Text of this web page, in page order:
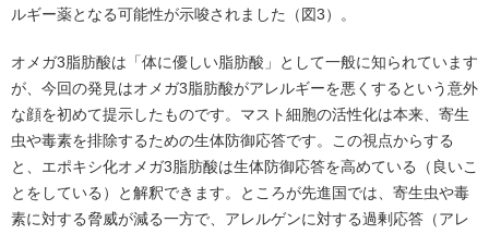
ルギー薬となる可能性が示唆されました（図3）。
オメガ3脂肪酸は「体に優しい脂肪酸」として一般に知られています
が、今回の発見はオメガ3脂肪酸がアレルギーを悪くするという意外
な顔を初めて提示したものです。マスト細胞の活性化は本来、寄生
虫や毒素を排除するための生体防御応答です。この視点からする
と、エポキシ化オメガ3脂肪酸は生体防御応答を高めている（良いこ
とをしている）と解釈できます。ところが先進国では、寄生虫や毒
素に対する脅威が減る一方で、アレルゲンに対する過剰応答（アレ